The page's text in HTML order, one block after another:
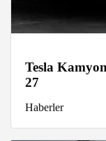
Tesla
27
Haberler